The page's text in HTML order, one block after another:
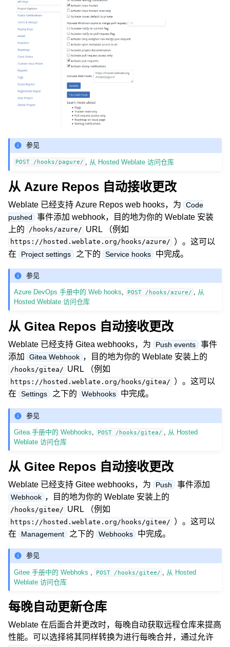
参见
POST /hooks/pagure/ 从 Hosted Weblate 访问仓库
从 Azure Repos 自动接收更改
Weblate 已经支持 Azure Repos web hooks，为
Code
pushed
事件添加 webhook，目的地为你的 Weblate 安装
上的
/hooks/azure/ URL （例如
https://hosted.weblate.org/hooks/azure/ ）。这可以
在
Project settings 之下的 Service hooks 中完成。
参见
Azure DevOps 手册中的 Web hooks, POST /hooks/azure/ , 从
Hosted Weblate 访问仓库
从 Gitea Repos 自动接收更改
Weblate 已经支持 Gitea webhooks，为 Push events 事件
添加
Gitea Webhook ，目的地为你的 Weblate 安装上的
/hooks/gitea/ URL （例如
https://hosted.weblate.org/hooks/gitea/ ）。这可以
在
Settings 之下的 Webhooks 中完成。
参见
Gitea 手册中的 Webhooks, POST /hooks/gitea/ , 从 Hosted
Weblate 访问仓库
从 Gitee Repos 自动接收更改
Weblate 已经支持 Gitee webhooks，为 Push 事件添加
Webhook ，目的地为你的 Weblate 安装上的
/hooks/gitee/ URL （例如
https://hosted.weblate.org/hooks/gitee/ ）。这可以
在
Management 之下的 Webhooks 中完成。
参见
Gitee 手册中的 Webhoks POST /hooks/gitee/
从 Hosted
Weblate 访问仓库
每晚自动更新仓库
Weblate 在后面合并更改时，每晚自动获取远程仓库来提高
性能。可以选择将其同样转换为进行每晚合并，通过允许